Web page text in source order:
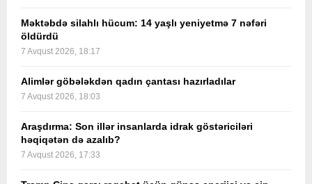
Məktəbdə silahlı hücum: 14 yaşlı yeniyetmə 7 nəfəri
öldürdü
7 Avqust 2026, 18:17
Alimlər göbələkdən qadın çantası hazırladılar
7 Avqust 2026, 18:03
Araşdırma: Son illər insanlarda idrak göstəriciləri
həqiqətən də azalıb?
7 Avqust 2026, 17:33